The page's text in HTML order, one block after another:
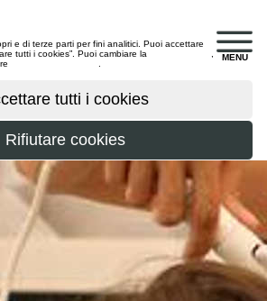
MENU
e di terze parti per fini analitici. Puoi accettare
tutti i cookies”. Puoi cambiare la